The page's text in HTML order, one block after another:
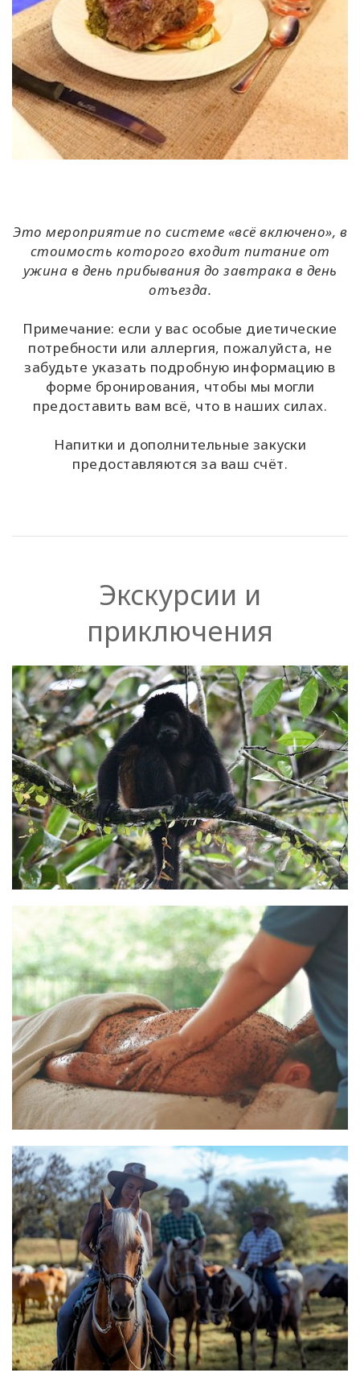
Это мероприятие по системе «всё включено», в
стоимость которого входит питание от
ужина в день прибывания до завтрака в день
отъезда.
Примечание: если у вас особые диетические
потребности или аллергия, пожалуйста, не
забудьте указать подробную информацию в
форме бронирования, чтобы мы могли
предоставить вам всё, что в наших силах.
Напитки и дополнительные закуски
предоставляются за ваш счёт.
Экскурсии и
приключения